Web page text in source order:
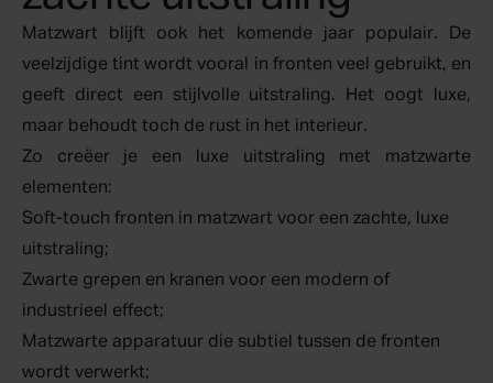
Matzwart blijft ook het komende jaar populair. De
veelzijdige tint wordt vooral in fronten veel gebruikt, en
geeft direct een stijlvolle uitstraling. Het oogt luxe,
maar behoudt toch de rust in het interieur.
Zo creëer je een luxe uitstraling met matzwarte
elementen:
Soft-touch fronten in matzwart voor een zachte, luxe
uitstraling;
Zwarte grepen en kranen voor een modern of
industrieel effect;
Matzwarte apparatuur die subtiel tussen de fronten
wordt verwerkt;